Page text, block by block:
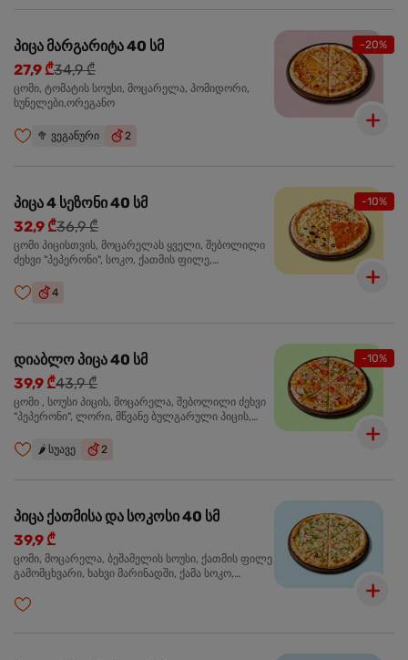
-20%
პიცა მარგარიტა 40 სმ
27,9 ₾34,9 ₾
ცომი, ტომატის სოუსი, მოცარელა, პომიდორი,
სუნელები,ორეგანო
🥦 ვეგანური 2
-10%
პიცა 4 სეზონი 40 სმ
32,9 ₾36,9 ₾
ცომი პიცისთვის, მოცარელას ყველი, შებოლილი
ძეხვი "პეპერონი", სოკო, ქათმის ფილე,
4
-10%
დიაბლო პიცა 40 სმ
39,9 ₾43,9 ₾
ცომი , სოუსი პიცის, მოცარელა, შებოლილი ძეხვი
"პეპერონი", ლორი, მწვანე ბულგარული პიცის,
🌶️ სუავე 2
პიცა ქათმისა და სოკოსი 40 სმ
39,9 ₾
ცომი, მოცარელა, ბეშამელის სოუსი, ქათმის ფილე
გამომცხვარი, ხახვი მარინადში, ქამა სოკო,